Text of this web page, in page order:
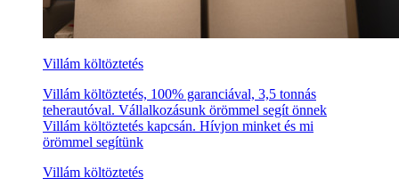
Villám költöztetés
Villám költöztetés, 100% garanciával, 3,5 tonnás
teherautóval. Vállalkozásunk örömmel segít önnek
Villám költöztetés kapcsán. Hívjon minket és mi
örömmel segítünk
Villám költöztetés